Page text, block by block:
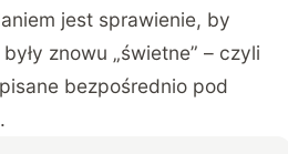
jest sprawienie, by
znowu „świetne” – czyli
bezpośrednio pod